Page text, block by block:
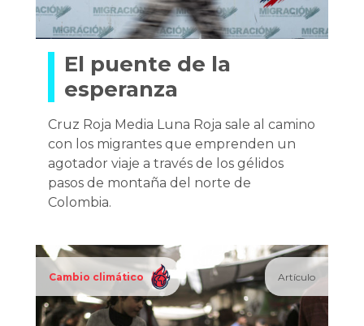
El puente de la
esperanza
Cruz Roja Media Luna Roja sale al camino
con los migrantes que emprenden un
agotador viaje a través de los gélidos
pasos de montaña del norte de
Colombia.
Cambio climático Artículo